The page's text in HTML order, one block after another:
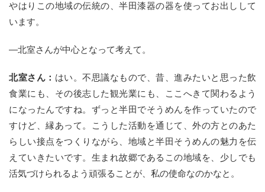
やはりこの地域の伝統の、半田漆器の器を使ってお出しして
います。
—北室さんが中心となって考えて。
北室さん： はい。不思議なもので、昔、進みたいと思った飲
食業にも、その後志した観光業にも、ここへきて関わるよう
になったんですね。ずっと半田でそうめんを作っていたので
すけど、縁あって。こうした活動を通じて、外の方とのあた
らしい接点をつくりながら、地域と半田そうめんの魅力を伝
えていきたいです。生まれ故郷であるこの地域を、少しでも
活気づけられるよう頑張ることが、私の使命なのかなと。